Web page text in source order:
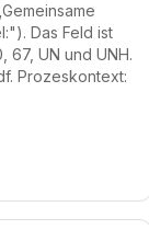
Das Feld ist
67, UN und UNH.
Prozeskontext: